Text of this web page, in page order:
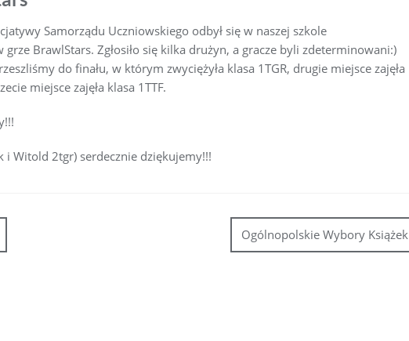
Samorządu Uczniowskiego odbył się w naszej szkole
BrawlStars. Zgłosiło się kilka drużyn, a gracze byli zdeterminowani:)
do finału, w którym zwyciężyła klasa 1TGR, drugie miejsce zajęła
miejsce zajęła klasa 1TTF.
i Witold 2tgr) serdecznie dziękujemy!!!
Ogólnopolskie Wybory Książek